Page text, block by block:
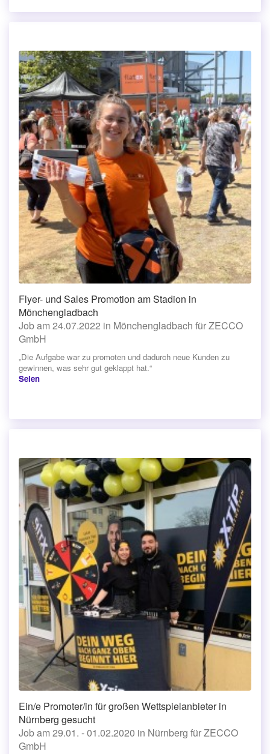
Flyer- und Sales Promotion am Stadion in
Mönchengladbach
Job am 24.07.2022 in Mönchengladbach für ZECCO
GmbH
„Die Aufgabe war zu promoten und dadurch neue Kunden zu
gewinnen, was sehr gut geklappt hat.“
Selen
Ein/e Promoter/in für großen Wettspielanbieter in
Nürnberg gesucht
Job am 29.01. - 01.02.2020 in Nürnberg für ZECCO
GmbH